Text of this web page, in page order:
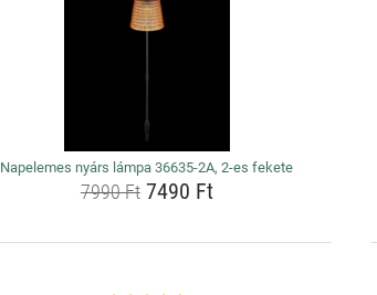
Napelemes nyárs lámpa 36635-2A, 2-es fekete
7990 Ft7490 Ft